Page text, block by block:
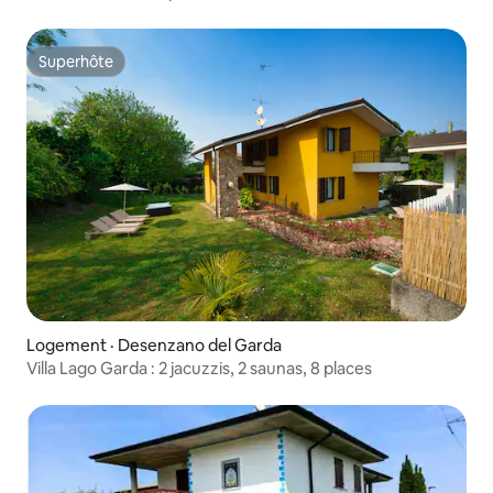
Superhôte
Superhôte
Logement · Desenzano del Garda
Villa Lago Garda : 2 jacuzzis, 2 saunas, 8 places